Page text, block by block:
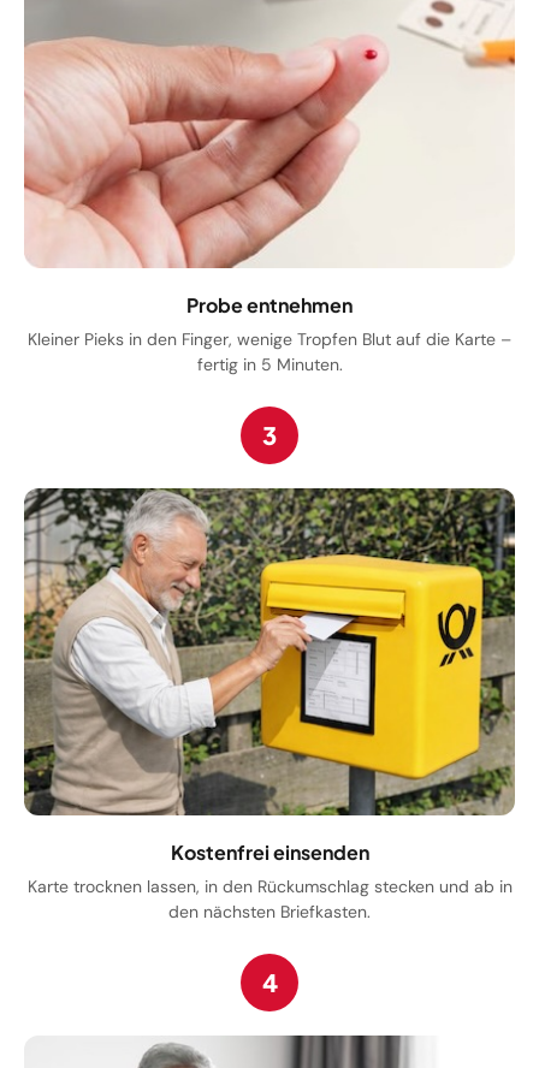
Probe entnehmen
Kleiner Pieks in den Finger, wenige Tropfen Blut auf die Karte –
fertig in 5 Minuten.
3
Kostenfrei einsenden
Karte trocknen lassen, in den Rückumschlag stecken und ab in
den nächsten Briefkasten.
4